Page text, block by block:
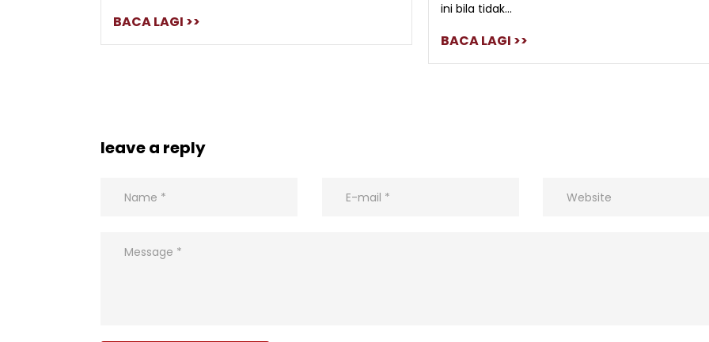
BACA LAGI >>
ini bila tidak...
BACA LAGI >>
leave a reply